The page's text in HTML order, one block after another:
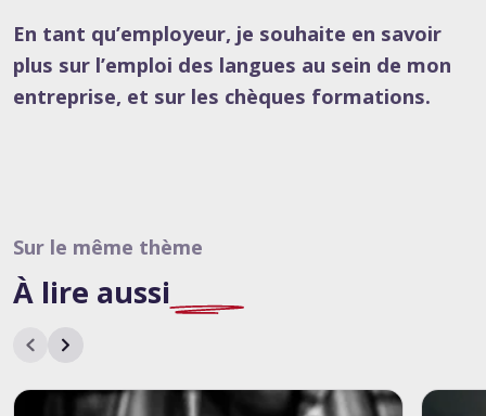
En tant qu’employeur, je souhaite en savoir
plus sur l’emploi des langues au sein de mon
entreprise, et sur les chèques formations.
Sur le même thème
À lire aussi